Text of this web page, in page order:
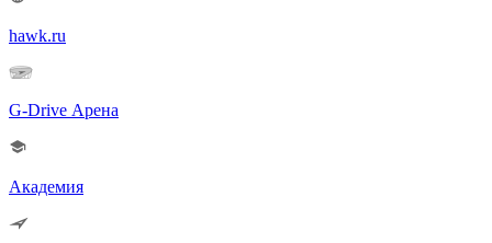
hawk.ru
G-Drive Арена
Академия